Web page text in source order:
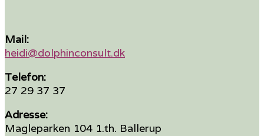
Mail:
heidi@dolphinconsult.dk
Telefon:
27 29 37 37
Adresse:
Magleparken 104 1.th. Ballerup